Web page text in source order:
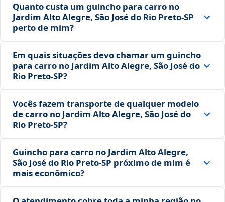
Quanto custa um guincho para carro no
Jardim Alto Alegre, São José do Rio Preto‑SP
perto de mim?
Em quais situações devo chamar um guincho
para carro no Jardim Alto Alegre, São José do
Rio Preto‑SP?
Vocês fazem transporte de qualquer modelo
de carro no Jardim Alto Alegre, São José do
Rio Preto‑SP?
Guincho para carro no Jardim Alto Alegre,
São José do Rio Preto‑SP próximo de mim é
mais econômico?